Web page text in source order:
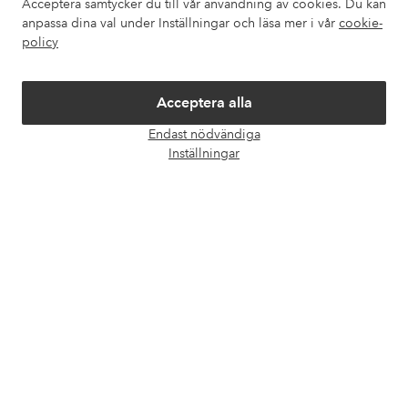
Acceptera samtycker du till vår användning av cookies. Du kan
anpassa dina val under Inställningar och läsa mer i vår cookie-
policy
Acceptera alla
Endast nödvändiga
Inställningar
Om Ellos